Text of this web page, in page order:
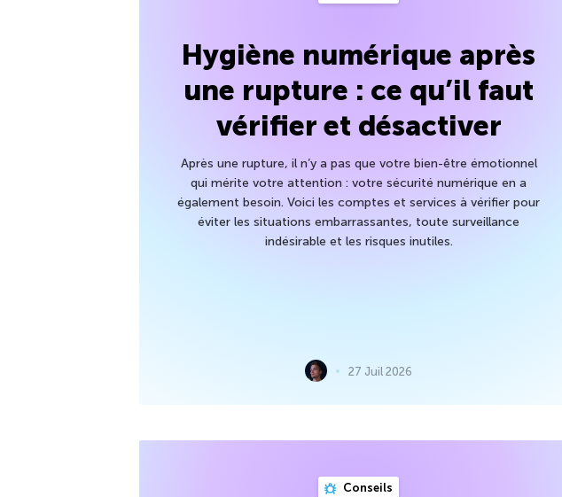
Hygiène numérique après
une rupture : ce qu’il faut
vérifier et désactiver
Après une rupture, il n’y a pas que votre bien-être émotionnel
qui mérite votre attention : votre sécurité numérique en a
également besoin. Voici les comptes et services à vérifier pour
éviter les situations embarrassantes, toute surveillance
indésirable et les risques inutiles.
27 Juil 2026
Conseils